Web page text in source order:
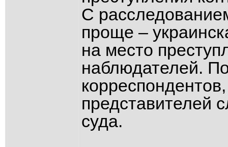
С
проще –
на место
наблюдателей.
представителей
суда.